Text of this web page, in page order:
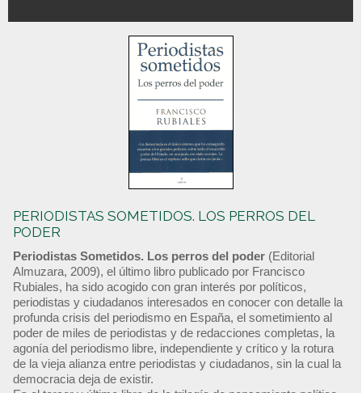
PERIODISTAS SOMETIDOS. LOS PERROS DEL
PODER
Periodistas Sometidos. Los perros del poder (Editorial
Almuzara, 2009), el último libro publicado por Francisco
Rubiales, ha sido acogido con gran interés por políticos,
periodistas y ciudadanos interesados en conocer con detalle la
profunda crisis del periodismo en España, el sometimiento al
poder de miles de periodistas y de redacciones completas, la
agonía del periodismo libre, independiente y crítico y la rotura
de la vieja alianza entre periodistas y ciudadanos, sin la cual la
democracia deja de existir.